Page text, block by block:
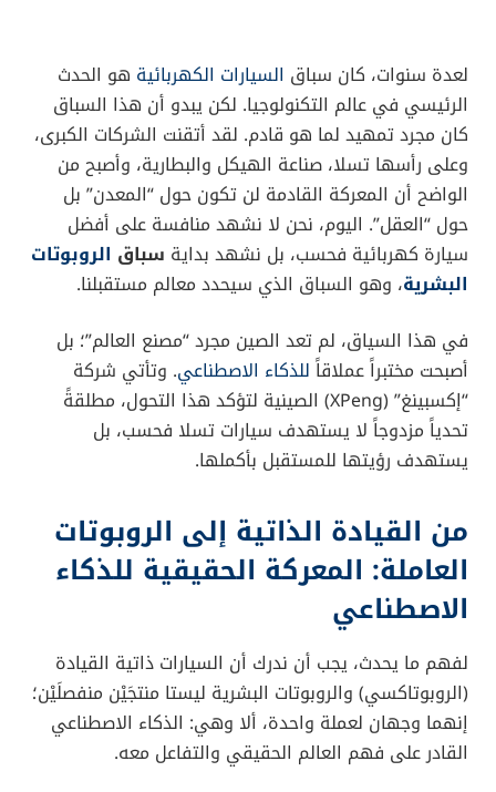
لعدة سنوات، كان سباق السيارات الكهربائية هو الحدث
الرئيسي في عالم التكنولوجيا. لكن يبدو أن هذا السباق
كان مجرد تمهيد لما هو قادم. لقد أتقنت الشركات الكبرى،
وعلى رأسها تسلا، صناعة الهيكل والبطارية، وأصبح من
الواضح أن المعركة القادمة لن تكون حول “المعدن” بل
حول “العقل”. اليوم، نحن لا نشهد منافسة على أفضل
سيارة كهربائية فحسب، بل نشهد بداية سباق الروبوتات
البشرية، وهو السباق الذي سيحدد معالم مستقبلنا.
في هذا السياق، لم تعد الصين مجرد “مصنع العالم”؛ بل
أصبحت مختبراً عملاقاً للذكاء الاصطناعي. وتأتي شركة
“إكسبينغ” (XPeng) الصينية لتؤكد هذا التحول، مطلقةً
تحدياً مزدوجاً لا يستهدف سيارات تسلا فحسب، بل
يستهدف رؤيتها للمستقبل بأكملها.
من القيادة الذاتية إلى الروبوتات
العاملة: المعركة الحقيقية للذكاء
الاصطناعي
لفهم ما يحدث، يجب أن ندرك أن السيارات ذاتية القيادة
(الروبوتاكسي) والروبوتات البشرية ليستا منتجَيْن منفصلَيْن؛
إنهما وجهان لعملة واحدة، ألا وهي: الذكاء الاصطناعي
القادر على فهم العالم الحقيقي والتفاعل معه.